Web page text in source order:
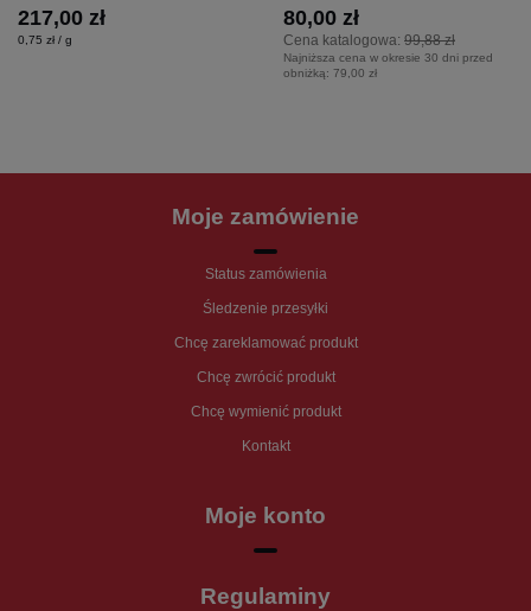
217,00 zł
0,75 zł / g Cena katalogowa: 99,88 zł
80,00 zł
Najniższa cena w okresie 30 dni przed
obniżką: 79,00 zł
Moje zamówienie
Status zamówienia
Śledzenie przesyłki
Chcę zareklamować produkt
Chcę zwrócić produkt
Chcę wymienić produkt
Kontakt
Moje konto
Regulaminy